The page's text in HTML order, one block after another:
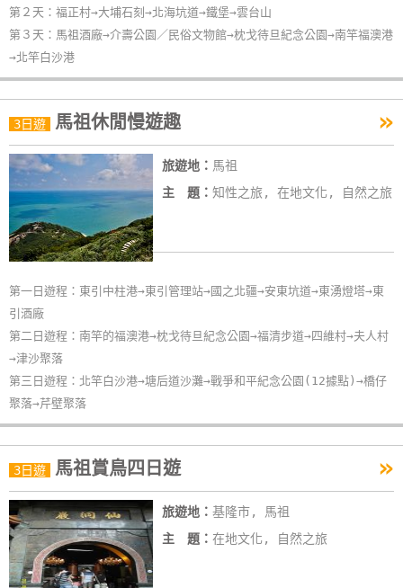
第２天：福正村→大埔石刻→北海坑道→鐵堡→雲台山
第３天：馬祖酒廠→介壽公園／民俗文物館→枕戈待旦紀念公園→南竿福澳港
→北竿白沙港
3日遊 馬祖休閒慢遊趣 »
旅遊地： 馬祖
主 題： 知性之旅, 在地文化, 自然之旅
第一日遊程：東引中柱港→東引管理站→國之北疆→安東坑道→東湧燈塔→東
引酒廠
第二日遊程：南竿的福澳港→枕戈待旦紀念公園→福清步道→四維村→夫人村
→津沙聚落
第三日遊程：北竿白沙港→塘后道沙灘→戰爭和平紀念公園(12據點)→橋仔
聚落→芹壁聚落
3日遊 馬祖賞鳥四日遊 »
旅遊地： 基隆市, 馬祖
主 題： 在地文化, 自然之旅